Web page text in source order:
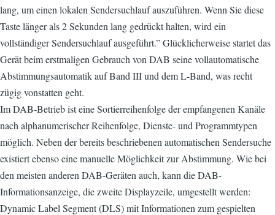
lang, um einen lokalen Sendersuchlauf auszuführen. Wenn Sie diese
Taste länger als 2 Sekunden lang gedrückt halten, wird ein
vollständiger Sendersuchlauf ausgeführt.” Glücklicherweise startet das
Gerät beim erstmaligen Gebrauch von DAB seine vollautomatische
Abstimmungsautomatik auf Band III und dem L-Band, was recht
zügig vonstatten geht.
Im DAB-Betrieb ist eine Sortierreihenfolge der empfangenen Kanäle
nach alphanumerischer Reihenfolge, Dienste- und Programmtypen
möglich. Neben der bereits beschriebenen automatischen Sendersuche
existiert ebenso eine manuelle Möglichkeit zur Abstimmung. Wie bei
den meisten anderen DAB-Geräten auch, kann die DAB-
Informationsanzeige, die zweite Displayzeile, umgestellt werden:
Dynamic Label Segment (DLS) mit Informationen zum gespielten